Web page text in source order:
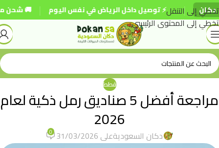
تخطي إلى التنقل
تخطي إلى المحتوى الرئيسي
⚡ توصيل داخل الرياض في نفس اليوم | 🚚 شحن مجاني |
قطط
مراجعة أفضل 5 صناديق رمل ذكية لعام
2026
دكان السعوديةعلى 31/03/2026 0